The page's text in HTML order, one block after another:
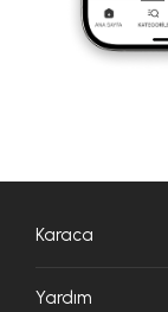
Karaca
Yardım